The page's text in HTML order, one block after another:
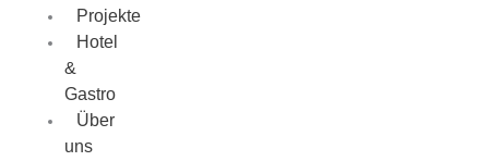
Projekte
Hotel
&
Gastro
Über
uns